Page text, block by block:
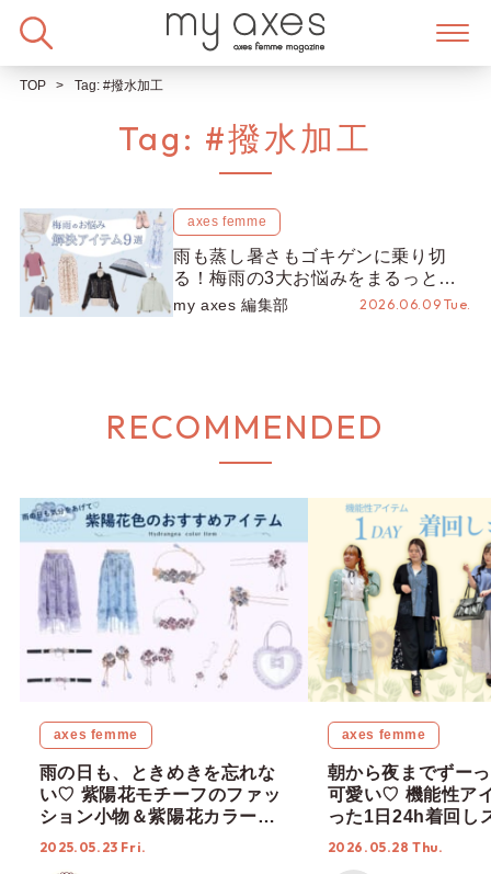
TOP Tag: #撥水加工
Tag: #撥水加工
axes femme
雨も蒸し暑さもゴキゲンに乗り切
る！梅雨の3大お悩みをまるっと解
決する優秀アイテム9選
my axes 編集部 2026.06.09 Tue.
RECOMMENDED
axes femme
雨の日も、ときめきを忘れな
い♡ 紫陽花モチーフのファッ
ション小物＆紫陽花カラーで
梅雨で楽しんで♪
2025.05.23 Fri.
axes femme
朝から夜までずー
可愛い♡ 機能性ア
った1日24h着回し
♬
2026.05.28 Thu.